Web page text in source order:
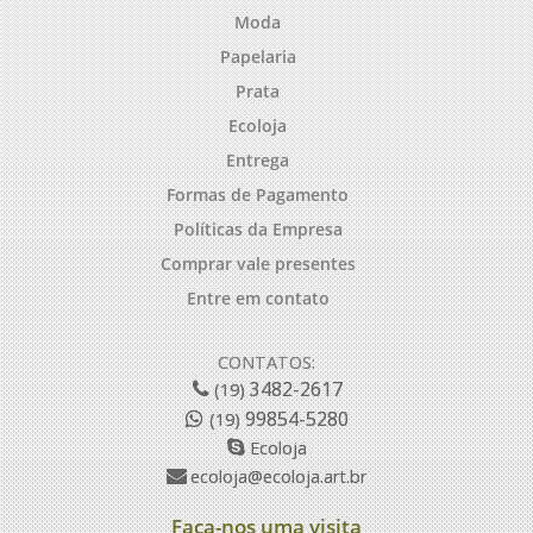
Moda
Papelaria
Prata
Ecoloja
Entrega
Formas de Pagamento
Políticas da Empresa
Comprar vale presentes
Entre em contato
CONTATOS:
(19)3482-2617
(19)99854-5280
Ecoloja
ecoloja@ecoloja.art.br
Faça-nos uma visita